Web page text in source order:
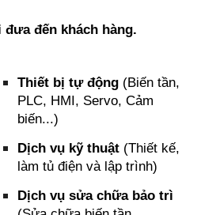
đến khách hàng.
Thiết bị tự động (Biến tần,
PLC, HMI, Servo, Cảm
biến...)
Dịch vụ kỹ thuật (Thiết kế,
làm tủ điện và lập trình)
Dịch vụ sửa chữa bảo trì